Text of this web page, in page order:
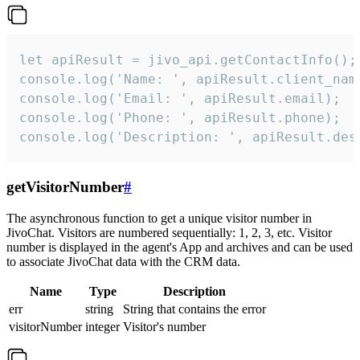
let apiResult = jivo_api.getContactInfo();
console.log('Name: ',
console.log('Email: ', apiResult.email);
console.log('Phone: ', apiResult.phone);
console.log('Description: ',
getVisitorNumber#
The asynchronous function to get a unique visitor number in
JivoChat. Visitors are numbered sequentially: 1, 2, 3, etc. Visitor
number is displayed in the agent's App and archives and can be used
to associate JivoChat data with the CRM data.
Name Type
Description
err
string
String that contains the error
visitorNumber integer Visitor's number